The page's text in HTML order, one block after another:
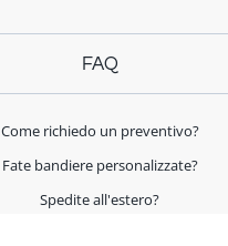
FAQ
Come richiedo un preventivo?
Fate bandiere personalizzate?
Spedite all'estero?